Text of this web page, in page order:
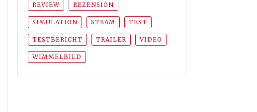
REVIEW REZENSION
SIMULATION STEAM TEST
TESTBERICHT TRAILER VIDEO
WIMMELBILD